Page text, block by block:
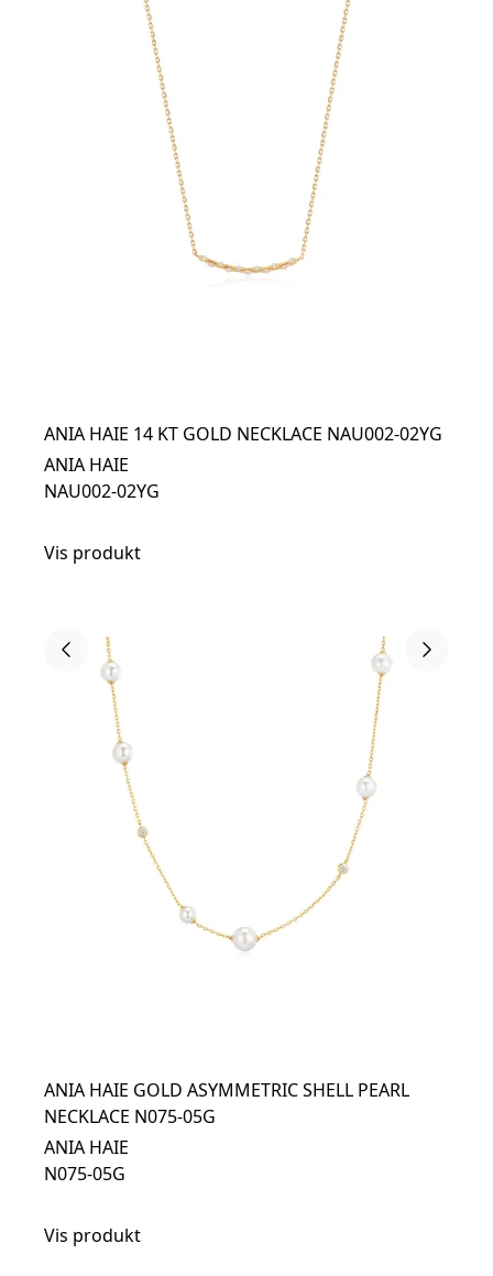
ANIA HAIE 14 KT GOLD NECKLACE NAU002-02YG
ANIA HAIE
NAU002-02YG
Vis produkt
ANIA HAIE GOLD ASYMMETRIC SHELL PEARL
NECKLACE N075-05G
ANIA HAIE
N075-05G
Vis produkt